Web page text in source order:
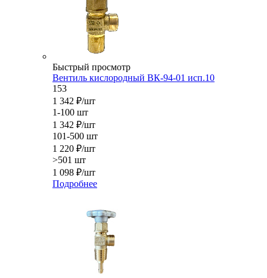
Быстрый просмотр
Вентиль кислородный ВК-94-01 исп.10
153
1 342 ₽/шт
1-100 шт
1 342 ₽/шт
101-500 шт
1 220 ₽/шт
>501 шт
1 098 ₽/шт
Подробнее